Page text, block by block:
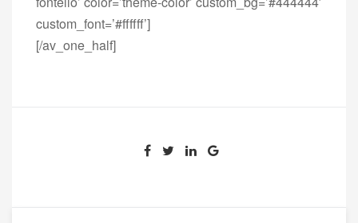
custom_font=’#ffffff’]
[/av_one_half]